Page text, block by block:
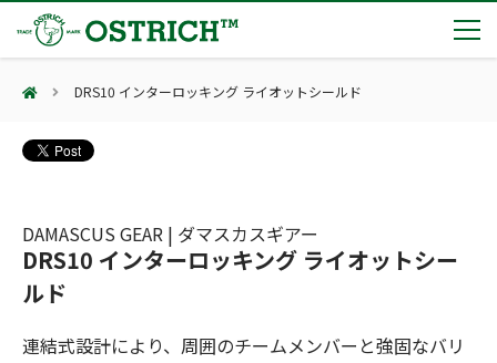
製品カテゴリー
輸血保冷庫
(Bear Avoidance)
防刃対策
(Cut Resistant)
止血・止血キット
気道管理
夏季休業のお知らせ
第7回 地域×Tech東北 ご来場ありがとうございました！
会社案内
会社概要
カタログ
DRS10 インターロッキング ライオットシールド
DAMASCUS GEAR | ダマスカスギアー
DRS10 インターロッキング ライオットシー
ルド
連結式設計により、周囲のチームメンバーと強固なバリ